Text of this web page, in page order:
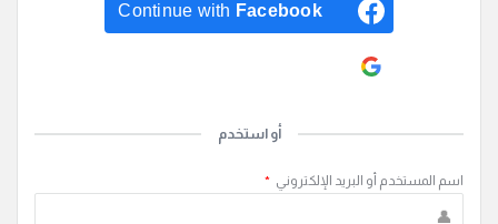
Continue with Facebook
أو استخدم
اسم المستخدم أو البريد الإلكتروني *